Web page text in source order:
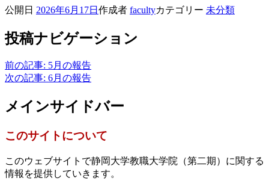
公開日 2026年6月17日 作成者 facultyカテゴリー 未分類
投稿ナビゲーション
前の記事: 5月の報告
次の記事: 6月の報告
メインサイドバー
このサイトについて
このウェブサイトで静岡大学教職大学院（第二期）に関する
情報を提供していきます。